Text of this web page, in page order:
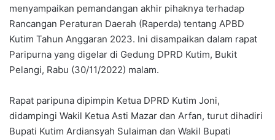
menyampaikan pemandangan akhir pihaknya terhadap
Rancangan Peraturan Daerah (Raperda) tentang APBD
Kutim Tahun Anggaran 2023. Ini disampaikan dalam rapat
Paripurna yang digelar di Gedung DPRD Kutim, Bukit
Pelangi, Rabu (30/11/2022) malam.
Rapat paripuna dipimpin Ketua DPRD Kutim Joni,
didampingi Wakil Ketua Asti Mazar dan Arfan, turut dihadiri
Bupati Kutim Ardiansyah Sulaiman dan Wakil Bupati